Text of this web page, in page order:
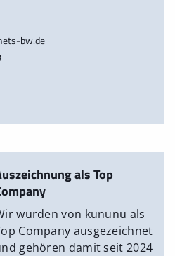
bw.de
als Top
wurden von kununu als
Company ausgezeichnet
gehören damit seit 2024